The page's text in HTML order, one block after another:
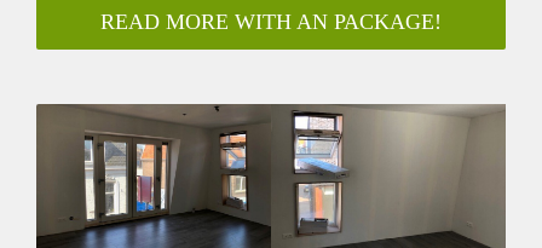
De studio's zijn geheel gerenoveerd, voorzien van een nette
laminaatvloer en nieuwe keuken en zijn gelegen midden in
- Half april 2021 beschikbaar
- Kale huurprijs vanaf € 525,- excl. G/W/E, incl
servicekosten
- Vaste bijdrage G/W/E € 75,- per maand
- Waarborgsom 1 maand huur
READ MORE WITH AN PACKAGE!